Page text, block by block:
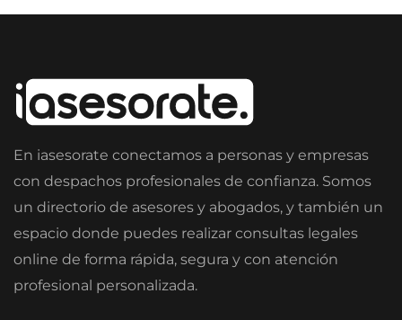
En iasesorate conectamos a personas y empresas
con despachos profesionales de confianza. Somos
un directorio de asesores y abogados, y también un
espacio donde puedes realizar consultas legales
online de forma rápida, segura y con atención
profesional personalizada.